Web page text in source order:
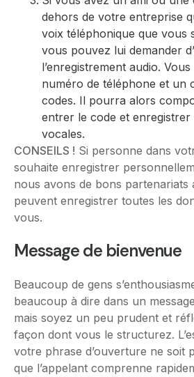
dehors de votre entreprise
voix téléphonique que vous
vous pouvez lui demander
l’enregistrement audio.
numéro de téléphone et un
codes. Il pourra alors
entrer le code et enregistrer
vocales.
CONSEILS ! Si personne dans
souhaite enregistrer
nous avons de bons partenariats
peuvent enregistrer toutes les
vous.
Message de bienvenue
Beaucoup de gens
beaucoup à dire dans un
mais soyez un peu prudent et
façon dont vous le structurez.
votre phrase d’ouverture ne soit
que l’appelant comprenne